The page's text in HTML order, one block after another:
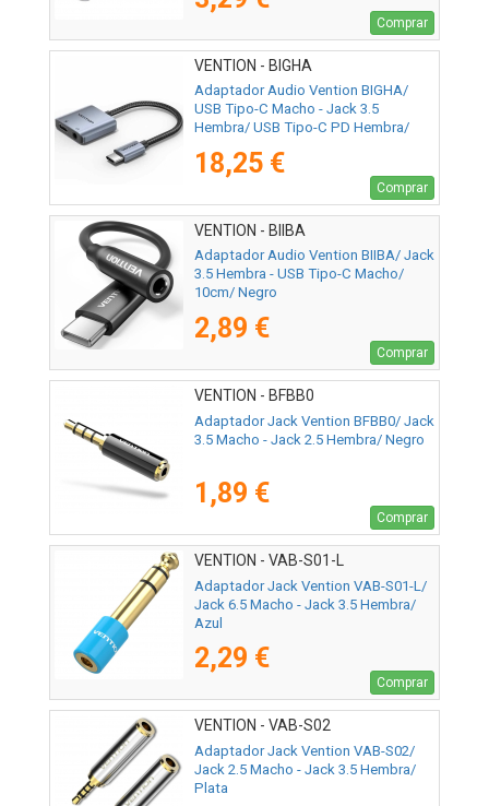
Comprar
VENTION - BIGHA
Adaptador Audio Vention BIGHA/
USB Tipo-C Macho - Jack 3.5
Hembra/ USB Tipo-C PD Hembra/
18,25 €
Comprar
VENTION - BIIBA
Adaptador Audio Vention BIIBA/ Jack
3.5 Hembra - USB Tipo-C Macho/
10cm/ Negro
2,89 €
Comprar
VENTION - BFBB0
Adaptador Jack Vention BFBB0/ Jack
3.5 Macho - Jack 2.5 Hembra/ Negro
1,89 €
Comprar
VENTION - VAB-S01-L
Adaptador Jack Vention VAB-S01-L/
Jack 6.5 Macho - Jack 3.5 Hembra/
Azul
2,29 €
Comprar
VENTION - VAB-S02
Adaptador Jack Vention VAB-S02/
Jack 2.5 Macho - Jack 3.5 Hembra/
Plata